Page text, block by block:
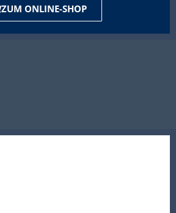
ZUM ONLINE-SHOP